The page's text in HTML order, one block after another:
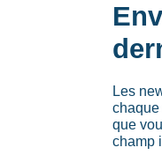
Les
que
champ